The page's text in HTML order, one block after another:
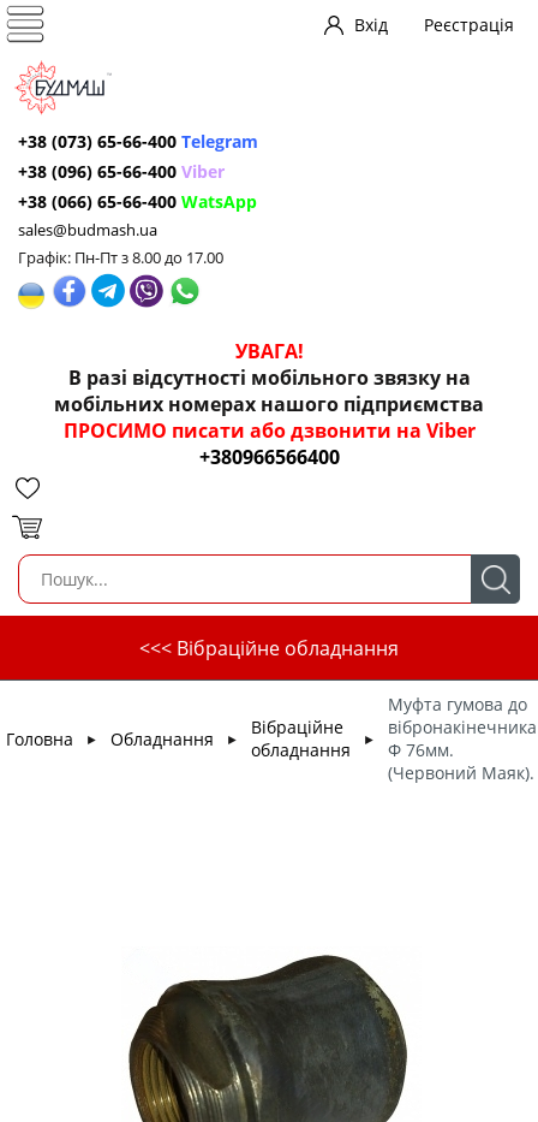
Вхід Реєстрація
+38 (073) 65-66-400 Telegram
+38 (096) 65-66-400 Viber
+38 (066) 65-66-400 WatsApp
sales@budmash.ua
Графік: Пн-Пт з 8.00 до 17.00
УВАГА!
В разі відсутності мобільного звязку на
мобільних номерах нашого підприємства
ПРОСИМО писати або дзвонити на Viber
+380966566400
<<< Вібраційне обладнання
Головна ► Обладнання ►
Вібраційне
обладнання
►
Муфта гумова до
вібронакінечника
Ф 76мм.
(Червоний Маяк).